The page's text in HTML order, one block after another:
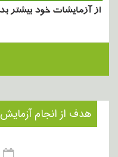
هدف از انجام آزمایش Syphilis Tests چیست؟